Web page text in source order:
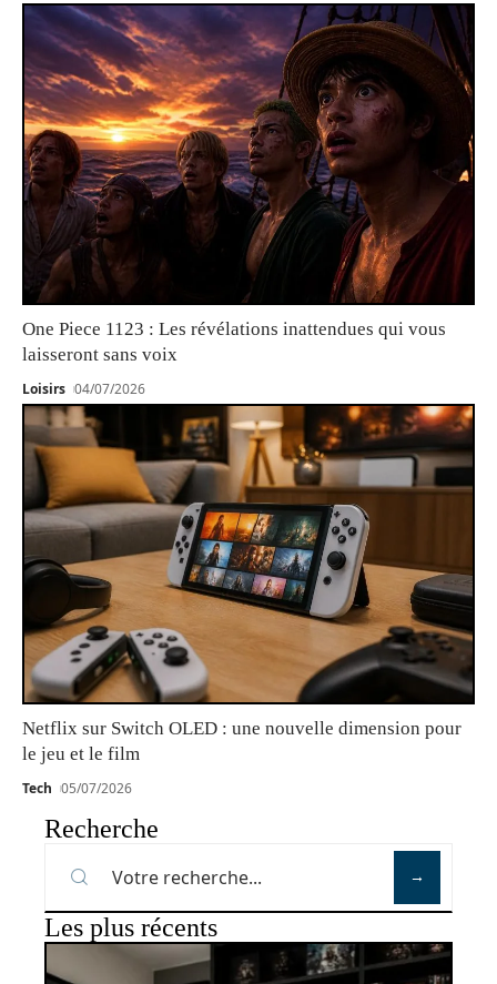
One Piece 1123 : Les révélations inattendues qui vous
laisseront sans voix
Loisirs 04/07/2026
Netflix sur Switch OLED : une nouvelle dimension pour
le jeu et le film
Tech 05/07/2026
Recherche
Les plus récents